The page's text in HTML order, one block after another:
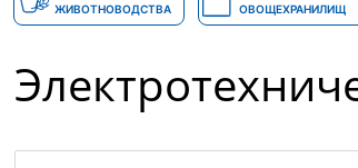
ЖИВОТНОВОДСТВА
ОВОЩЕХРАНИЛИЩ